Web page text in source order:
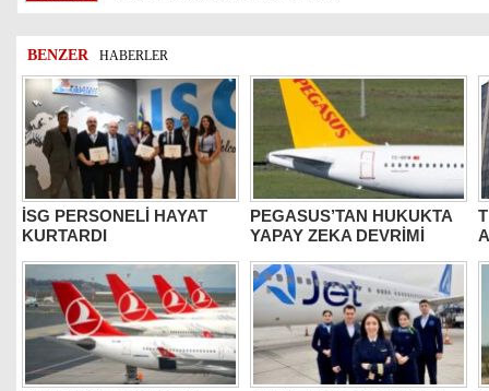
BENZER HABERLER
İSG PERSONELİ HAYAT
KURTARDI
PEGASUS’TAN HUKUKTA
YAPAY ZEKA DEVRİMİ